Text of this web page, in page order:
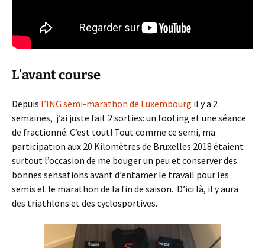
L’avant course
Depuis l’ING semi-marathon de Luxembourg il y a 2
semaines, j’ai juste fait 2 sorties: un footing et une séance
de fractionné. C’est tout! Tout comme ce semi, ma
participation aux 20 Kilomètres de Bruxelles 2018 étaient
surtout l’occasion de me bouger un peu et conserver des
bonnes sensations avant d’entamer le travail pour les
semis et le marathon de la fin de saison. D’ici là, il y aura
des triathlons et des cyclosportives.